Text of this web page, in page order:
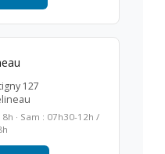
127
· Sam : 07h30-12h /